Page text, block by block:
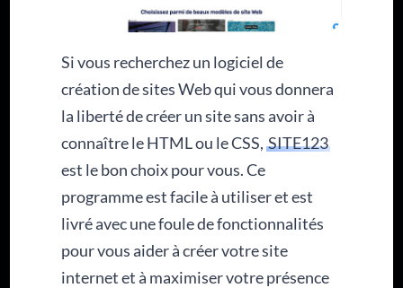
Si vous recherchez un logiciel de
création de sites Web qui vous donnera
la liberté de créer un site sans avoir à
connaître le HTML ou le CSS,SITE123
est le bon choix pour vous. Ce
programme est facile à utiliser et est
livré avec une foule de fonctionnalités
pour vous aider à créer votre site
internet et à maximiser votre présence